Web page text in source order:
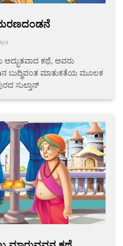
ಅದ್ಭುತವಾದ ಕಥೆ, ಅವರು
ಬುದ್ಧಿವಂತ ಮಾತುಕತೆಯ ಮೂಲಕ
ಸುಲ್ತಾನ್